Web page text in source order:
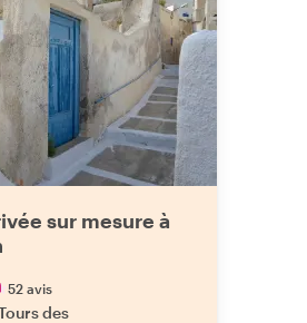
sur mesure à
52 avis
des